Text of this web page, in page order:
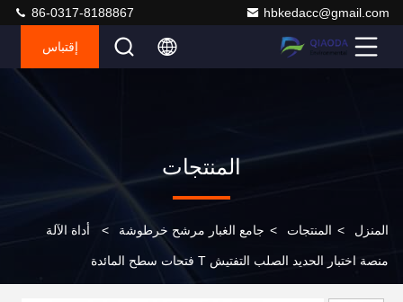
hbkedacc@gmail.com
86-0317-8188867
إقتباس
المنتجات
المنزل > المنتجات > جامع الغبار مرشح خرطوشة > أداة الآلة
منصة اختبار الحديد الصلب التفتيش T فتحات سطح المائدة